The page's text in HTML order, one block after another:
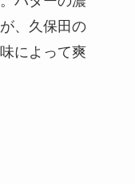
、久保田の
によって爽